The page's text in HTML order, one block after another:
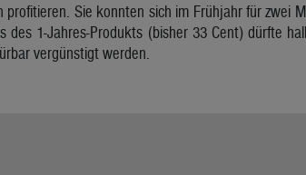
profitieren. Sie konnten sich im Frühjahr für zwei
des 1-Jahres-Produkts (bisher 33 Cent) dürfte
vergünstigt werden.